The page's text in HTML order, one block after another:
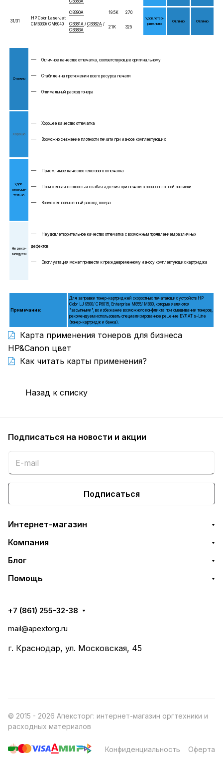
CB383A
31/31
HP Color LaserJet
CM6030/ CM6040
CB390A 19.5K 270
Удов­летво­
ри­тель­но
От­лич­но От­лич­но
CB381A / CB382A /
CB383A
21K 325
От­лично
Отличное качество отпечатка, соответствующее оригинальному
Стабилен на протяжении всего ресурса печати
Оптимальный расход тонера
Хо­рошо
Хорошее качество отпечатка
Возможно снижение плотности печати при износе комплектующих
Удов­
летво­ри­
тель­но
Приемлимое качество текстового отпечатка
Пониженная плотность и слабая адгезия при печати в зонах сплошной заливки
Возможен повышенный расход тонера
Не реко­
мен­дуем
Неудовлетворительное качество отпечатка с возможным проявлением различных
дефектов
Эксплуатация может привести к преждевременному износу комплектующих картриджа
Примечание:
Для заправки тонер-картриджей скоростных печатающих устройств HP
Color LJ 9500/ CP6015, Enterprise M855/ М880, которые являются
"засыпными", во избежание возможного конфликта при смешивании тонеров,
рекомендуем использовать специализированное решение БУЛАТ s-Line
(тонер-картридж и банка).
Карта применения тонеров для бизнеса
HP&Canon цвет
Как читать карты применения?
Назад к списку
Подписаться на новости и акции
Подписаться
Интернет-магазин
Компания
Блог
Помощь
+7 (861) 255-32-38
mail@apextorg.ru
г. Краснодар, ул. Московская, 45
© 2015 - 2026 Апексторг: интернет-магазин оргтехники и
расходных материалов
Конфиденциальность Оферта